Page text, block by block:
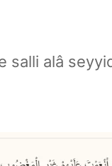
salli alâ